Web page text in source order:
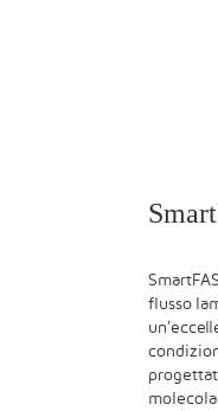
flusso